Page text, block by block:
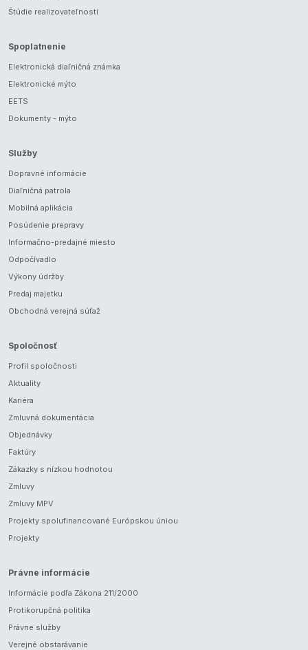
Štúdie realizovateľnosti
Spoplatnenie
Elektronická diaľničná známka
Elektronické mýto
EETS
Dokumenty - mýto
Služby
Dopravné informácie
Diaľničná patrola
Mobilná aplikácia
Posúdenie prepravy
Informačno-predajné miesto
Odpočívadlo
Výkony údržby
Predaj majetku
Obchodná verejná súťaž
Spoločnosť
Profil spoločnosti
Aktuality
Kariéra
Zmluvná dokumentácia
Objednávky
Faktúry
Zákazky s nízkou hodnotou
Zmluvy
Zmluvy MPV
Projekty spolufinancované Európskou úniou
Projekty
Právne informácie
Informácie podľa Zákona 211/2000
Protikorupčná politika
Právne služby
Verejné obstarávanie